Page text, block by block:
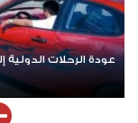
عودة الرحلات